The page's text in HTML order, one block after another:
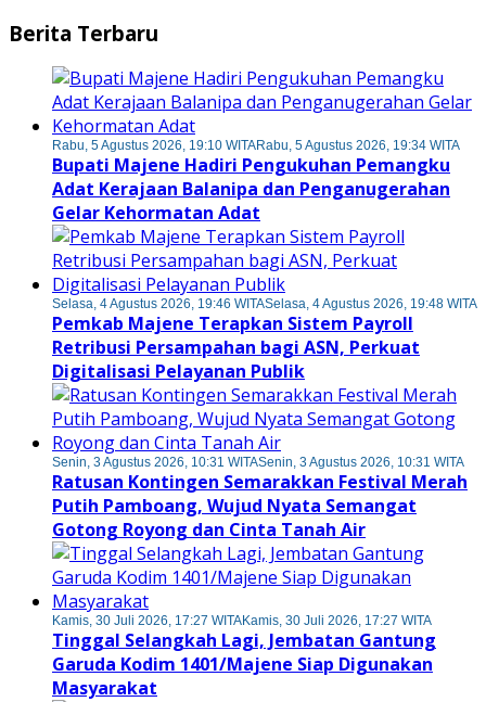
Berita Terbaru
Rabu, 5 Agustus 2026, 19:10 WITARabu, 5 Agustus 2026, 19:34 WITA
Bupati Majene Hadiri Pengukuhan Pemangku
Adat Kerajaan Balanipa dan Penganugerahan
Gelar Kehormatan Adat
Selasa, 4 Agustus 2026, 19:46 WITASelasa, 4 Agustus 2026, 19:48 WITA
Pemkab Majene Terapkan Sistem Payroll
Retribusi Persampahan bagi ASN, Perkuat
Digitalisasi Pelayanan Publik
Senin, 3 Agustus 2026, 10:31 WITASenin, 3 Agustus 2026, 10:31 WITA
Ratusan Kontingen Semarakkan Festival Merah
Putih Pamboang, Wujud Nyata Semangat
Gotong Royong dan Cinta Tanah Air
Kamis, 30 Juli 2026, 17:27 WITAKamis, 30 Juli 2026, 17:27 WITA
Tinggal Selangkah Lagi, Jembatan Gantung
Garuda Kodim 1401/Majene Siap Digunakan
Masyarakat